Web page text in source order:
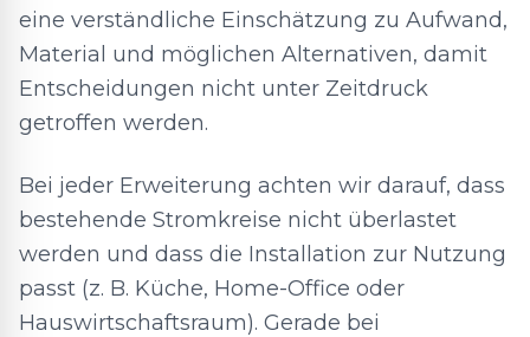
eine verständliche Einschätzung zu Aufwand,
Material und möglichen Alternativen, damit
Entscheidungen nicht unter Zeitdruck
getroffen werden.
Bei jeder Erweiterung achten wir darauf, dass
bestehende Stromkreise nicht überlastet
werden und dass die Installation zur Nutzung
passt (z. B. Küche, Home-Office oder
Hauswirtschaftsraum). Gerade bei